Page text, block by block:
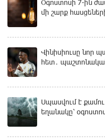
Օգոստոսի 7-ին
մի շարք
Վինիսիուսը նոր
հետ․
Սպասվում է
եղանակը՝